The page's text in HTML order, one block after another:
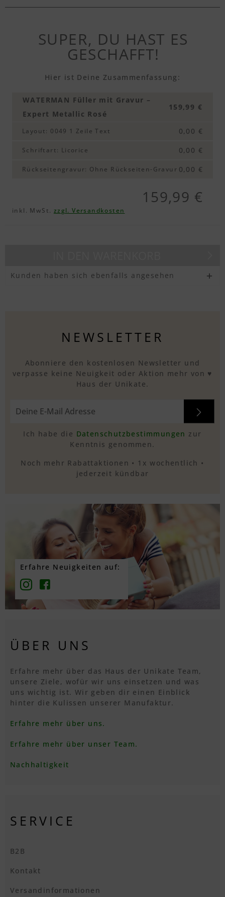
SUPER, DU HAST ES
GESCHAFFT!
Hier ist Deine Zusammenfassung:
WATERMAN Füller mit Gravur –
Expert Metallic Rosé
159,99 €
Layout: 0049 1 Zeile Text 0,00 €
Schriftart: Licorice 0,00 €
Rückseitengravur: Ohne Rückseiten-Gravur 0,00 €
159,99 €
inkl. MwSt. zzgl. Versandkosten
Kunden haben sich ebenfalls angesehen
NEWSLETTER
Abonniere den kostenlosen Newsletter und
verpasse keine Neuigkeit oder Aktion mehr von ♥
Haus der Unikate.
Ich habe die Datenschutzbestimmungen zur
Kenntnis genommen.
Noch mehr Rabattaktionen • 1x wochentlich •
jederzeit kündbar
Erfahre Neuigkeiten auf:
ÜBER UNS
Erfahre mehr über das Haus der Unikate Team,
unsere Ziele, wofür wir uns einsetzen und was
uns wichtig ist. Wir geben dir einen Einblick
hinter die Kulissen unserer Manufaktur.
Erfahre mehr über uns.
Erfahre mehr über unser Team.
Nachhaltigkeit
SERVICE
B2B
Kontakt
Versandinformationen